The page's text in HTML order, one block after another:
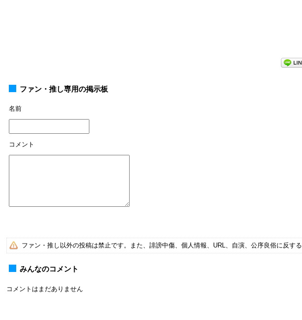
ファン・推し専用の掲示板
名前
コメント
ファン・推し以外の投稿は禁止です。また、誹謗中傷、個人情報、URL、自演、公序良俗に反
みんなのコメント
コメントはまだありません